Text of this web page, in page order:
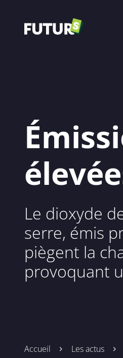
Le dioxyde
serre, émis
piègent la
provoquant
Accueil Les actus